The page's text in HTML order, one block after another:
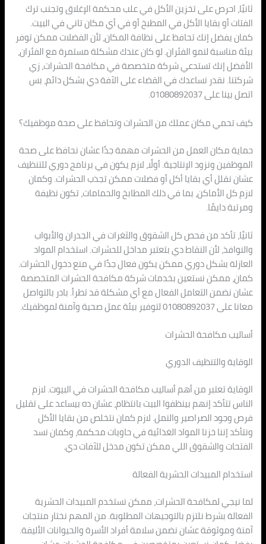
ثانيًا، احرص على تخزين الأكل في علب محكمة الإغلاق وتجنب ترك
الفتات أو بقايا الأكل في المطبخ أو في أي مكان تاني في البيت.
كمان يفضل إنك تحافظ على نظافة المكان، لأن الفضلات ممكن توفر
بيئة مناسبة لنمو الفئران. لو كان عندك مشكلة مستمرة مع الفئران،
الأفضل إنك تستدعي شركة متخصصة في مكافحة الحشرات، زي
شركتنا. نقدر نساعدك في القضاء على الآفة دي بشكل دائم، بس
اتصل بينا على 01080892037.
كيف تحمي مكان عملك من الحشرات وتحافظ على صحة موظفيك؟
حماية مكان العمل من الحشرات مهمة جدًا عشان نحافظ على صحة
الموظفين ونزود الإنتاجية. أولًا، لازم يكون في برنامج دوري للتنظيف
عشان نقلل أي بقايا أكل أو فضلات ممكن تجذب الحشرات. وكمان
لازم كل الأماكن، بما في ذلك المطابخ والحمامات، تكون نظيفة
ومرتبة دايمًا.
ثانيًا، تأكد من فحص كل الشقوق والثغرات في الجدران والأبواب
والنوافذ، لأن النقاط دي بتعتبر مداخل للحشرات. استخدام المواد
العازلة بشكل دوري ممكن يكون فعال جدًا في منع دخول الحشرات.
كمان، ممكن نستعين بخدمات شركة مكافحة الحشرات المتخصصة
عشان نضمن التعامل الفعال مع أي مشكلة قد تطرأ. بادر بالتواصل
معانا على 01080892037 لتوفير بيئة عمل صحية وآمنة لموظفيك.
أساليب مكافحة الحشرات
الوقاية والتنظيف الدوري
الوقاية تعتبر من أهم أساليب مكافحة الحشرات في البيوت. لازم
الناس تتأكد إنهم بينظفوا البيت بانتظام، عشان ده بيساعد على تقليل
فرص وجود الصراصير والنمل. لازم كمان نتخلص من بقايا الأكل
ونتأكد إننا خزنا المواد الغذائية في حاويات محكمة، وكمان نسد
الفتحات والشقوق اللي ممكن تكون مدخل للآفات دي.
استخدام المبيدات الحشرية الفعالة
لما نيجي لمكافحة الحشرات، ممكن نستخدم المبيدات الحشرية
الفعالة بشرط نلتزم بالتوجيهات المطلوبة. من المهم نختار منتجات
آمنة وموثوقة عشان نضمن سلامة أفراد الأسرة والحيوانات الأليفة.